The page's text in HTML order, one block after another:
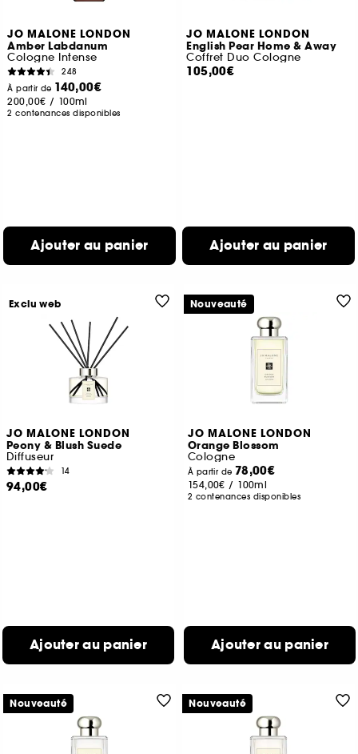
JO MALONE LONDON
Amber Labdanum
Cologne Intense
248
À partir de 140,00€
200,00€ / 100ml
2 contenances disponibles
Ajouter au panier
JO MALONE LONDON
English Pear Home & Away
Coffret Duo Cologne
105,00€
Ajouter au panier
JO MALONE LONDON
Peony & Blush Suede
Diffuseur
14
94,00€
Ajouter au panier
Exclu web
JO MALONE LONDON
Orange Blossom
Cologne
À partir de 78,00€
154,00€ / 100ml
2 contenances disponibles
Ajouter au panier
Nouveauté
Nouveauté Nouveauté